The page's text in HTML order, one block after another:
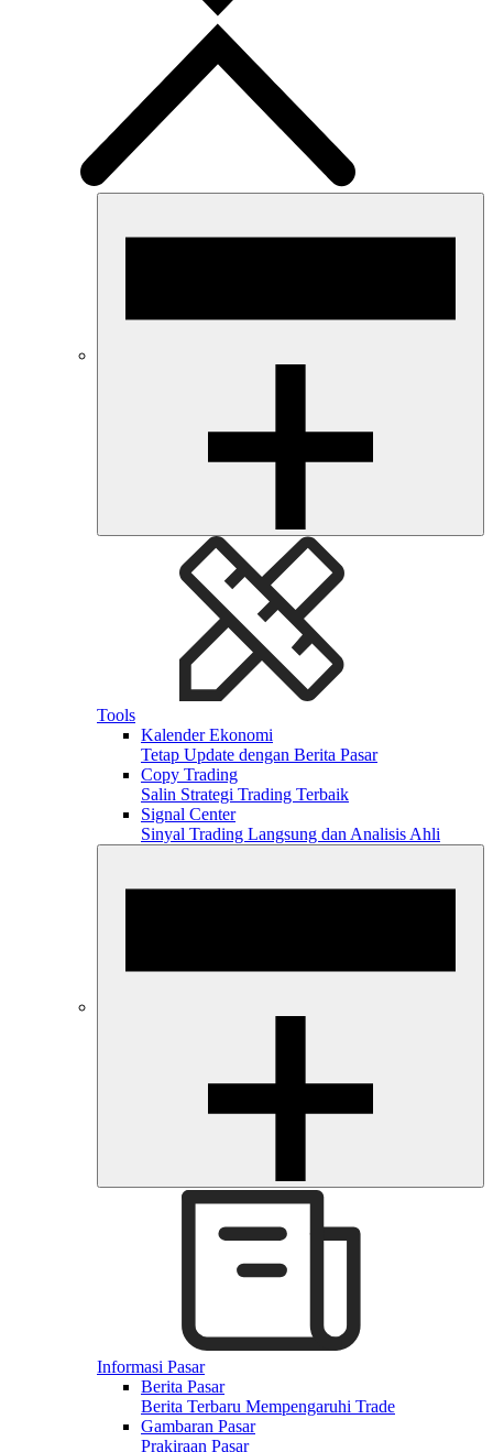
Tools
Kalender Ekonomi
Tetap Update dengan Berita Pasar
Copy Trading
Salin Strategi Trading Terbaik
Signal Center
Sinyal Trading Langsung dan Analisis Ahli
Informasi Pasar
Berita Pasar
Berita Terbaru Mempengaruhi Trade
Gambaran Pasar
Prakiraan Pasar